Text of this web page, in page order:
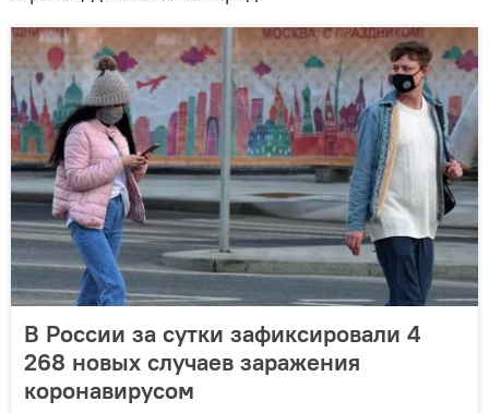
В России за сутки зафиксировали 4
268 новых случаев заражения
коронавирусом